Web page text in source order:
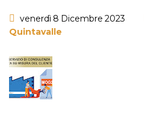
venerdì 8 Dicembre 2023
Quintavalle